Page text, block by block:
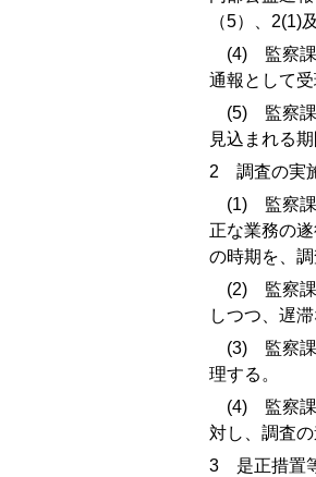
（5）、 2(1)
(4) 監察課
通報として
(5) 監察課
見込まれる
2 調査の実
(1) 監察課
正な業務の
の時期を、
(2) 監察課
しつつ、遅
(3) 監察課
理する。
(4) 監察課
対し、調査
3 是正措置